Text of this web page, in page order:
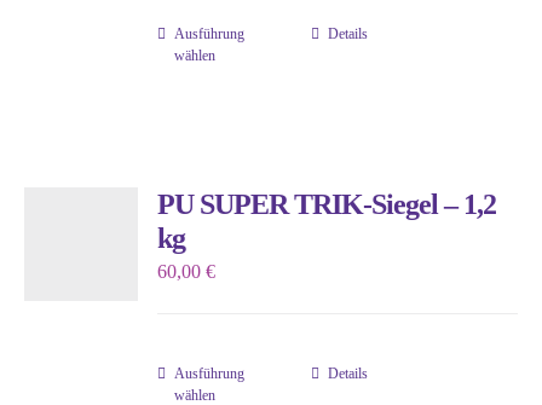
der
Ausführung
wählen
Dieses
auf.
der
Details
PU SUPER TRIK-Siegel – 1,2
kg
60,00€
Ausführung
wählen
Dieses
Details